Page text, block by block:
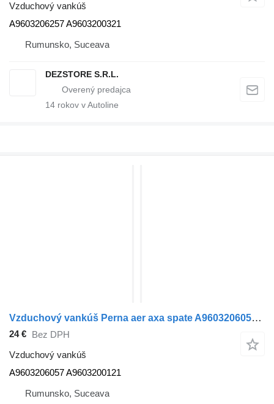
Vzduchový vankúš
A9603206257 A9603200321
Rumunsko, Suceava
DEZSTORE S.R.L.
14 rokov v Autoline
Vzduchový vankúš Perna aer axa spate A9603206057 na ťahača Mercedes-Benz ACTROS MP4
24 €
Bez DPH
Vzduchový vankúš
A9603206057 A9603200121
Rumunsko, Suceava